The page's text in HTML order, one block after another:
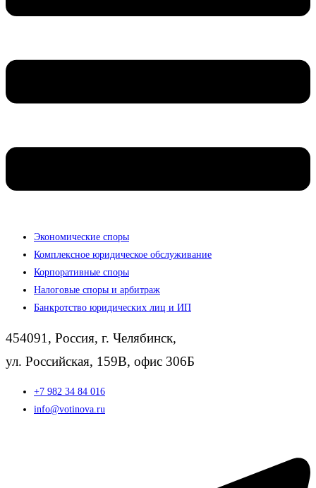
Экономические споры
Комплексное юридическое обслуживание
Корпоративные споры
Налоговые споры и арбитраж
Банкротство юридических лиц и ИП
454091, Россия, г. Челябинск,
ул. Российская, 159В, офис 306Б
+7 982 34 84 016
info@votinova.ru